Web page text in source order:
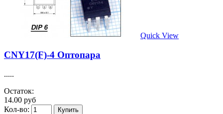
Quick View
CNY17(F)-4 Оптопара
.....
Остаток:
14.00 руб
Кол-во: